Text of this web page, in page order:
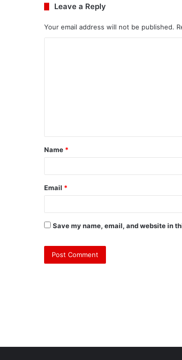
Leave a Reply
Your email address will not be published.
t
*
Name *
Email *
Save my name, email, and website in